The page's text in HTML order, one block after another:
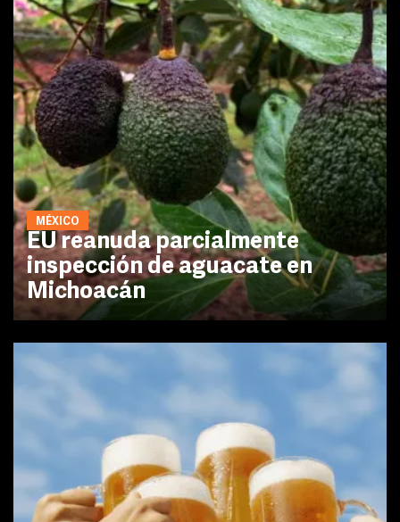
MÉXICO
EU reanuda parcialmente
inspección de aguacate en
Michoacán